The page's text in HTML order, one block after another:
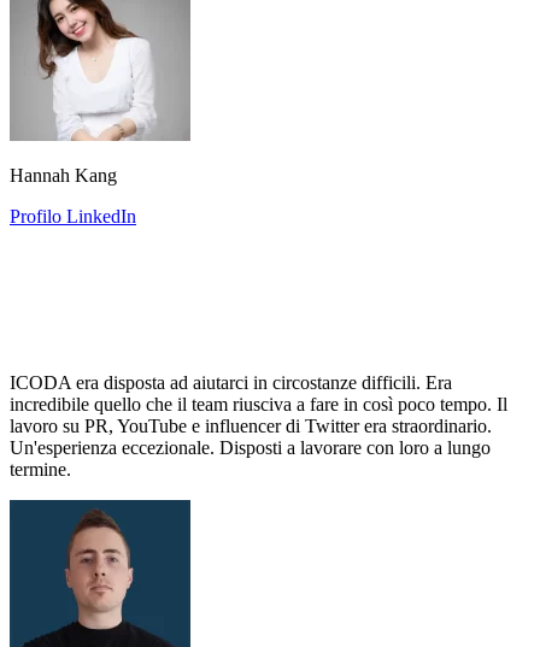
Hannah Kang
Profilo LinkedIn
ICODA era disposta ad aiutarci in circostanze difficili. Era
incredibile quello che il team riusciva a fare in così poco tempo. Il
lavoro su PR, YouTube e influencer di Twitter era straordinario.
Un'esperienza eccezionale. Disposti a lavorare con loro a lungo
termine.